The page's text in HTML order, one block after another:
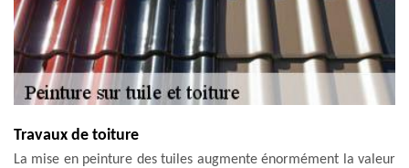
Travaux de toiture
La mise en peinture des tuiles augmente énormément la valeur